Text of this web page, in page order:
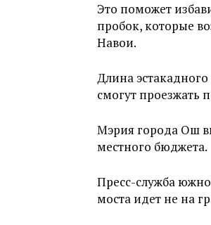
Это поможет
пробок, которые
Навои.
Длина
смогут проезжать
Мэрия города Ош
местного бюджета.
Пресс-служба
моста идет не на